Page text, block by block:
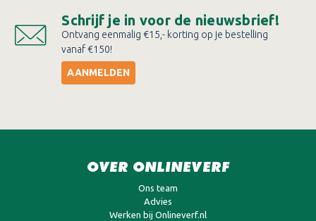
Schrijf je in voor de nieuwsbrief!
Ontvang eenmalig €15,- korting op je bestelling
vanaf €150!
AANMELDEN
OVER ONLINEVERF
Ons team
Advies
Werken bij Onlineverf.nl